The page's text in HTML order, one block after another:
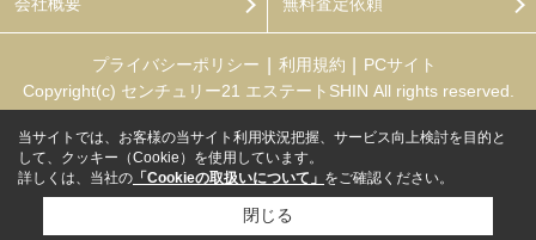
プライバシーポリシー 利用規約
PCサイト
Copyright(c) センチュリー21 エステートSHIN All rights reserved.
当サイトでは、お客様の当サイト利用状況把握、サービス向上検討を目的と
して、クッキー（Cookie）を使用しています。
詳しくは、当社の 「Cookieの取扱いについて」 をご確認ください。
閉じる